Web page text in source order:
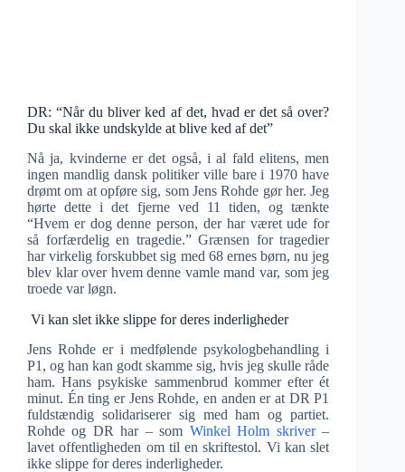
DR: “Når du bliver ked af det, hvad er det så over?
Du skal ikke undskylde at blive ked af det”
Nå ja, kvinderne er det også, i al fald elitens, men
ingen mandlig dansk politiker ville bare i 1970 have
drømt om at opføre sig, som Jens Rohde gør her. Jeg
hørte dette i det fjerne ved 11 tiden, og tænkte
“Hvem er dog denne person, der har været ude for
så forfærdelig en tragedie.” Grænsen for tragedier
har virkelig forskubbet sig med 68 ernes børn, nu jeg
blev klar over hvem denne vamle mand var, som jeg
troede var løgn.
Vi kan slet ikke slippe for deres inderligheder
Jens Rohde er i medfølende psykologbehandling i
P1, og han kan godt skamme sig, hvis jeg skulle råde
ham. Hans psykiske sammenbrud kommer efter ét
minut. Én ting er Jens Rohde, en anden er at DR P1
fuldstændig solidariserer sig med ham og partiet.
Rohde og DR har – som Winkel Holm skriver–
lavet offentligheden om til en skriftestol. Vi kan slet
ikke slippe for deres inderligheder.